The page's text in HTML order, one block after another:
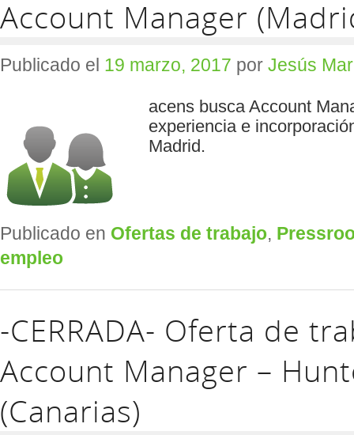
Account Manager
Publicado el 19 marzo, 2017 por Jesús
acens busca Account
experiencia e
Madrid.
Publicado en Ofertas de trabajo,
empleo
-CERRADA- Oferta de
Account Manager –
(Canarias)